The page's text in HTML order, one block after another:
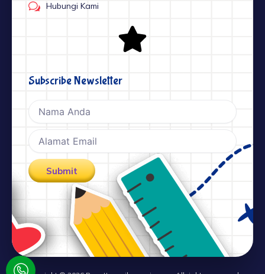
Hubungi Kami
Subscribe Newsletter
Submit